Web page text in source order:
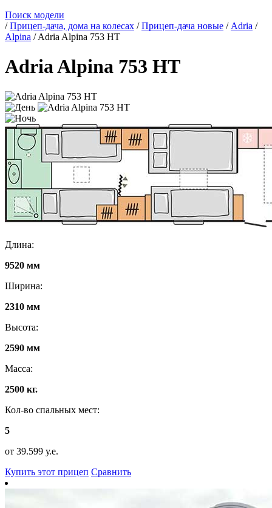
Поиск модели
/Прицеп-дача, дома на колесах /Прицеп-дача новые / Adria /
Alpina /Adria Alpina 753 HT
Adria Alpina 753 HT
Длина:
9520 мм
Ширина:
2310 мм
Высота:
2590 мм
Масса:
2500 кг.
Кол-во спальных мест:
5
от 39.599 у.е.
Купить этот прицеп Сравнить